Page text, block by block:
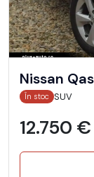
Nissan
În stoc SUV
12.750 €